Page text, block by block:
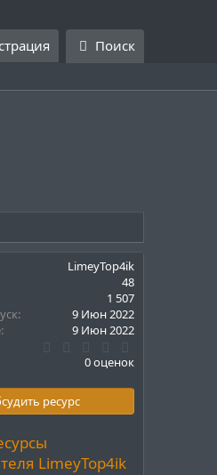
Поиск
LimeyTop4ik
48
1 507
9 Июн 2022
9 Июн 2022
0
0
в
0 оценок
ресурс
LimeyTop4ik